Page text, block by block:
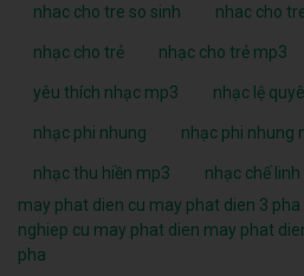
nhac cho tre so sinh nhac cho
nhạc cho trẻ nhạc cho trẻ mp3
yêu thích nhạc mp3 nhạc lệ
nhạc phi nhung nhạc phi nhung
nhạc thu hiền mp3 nhạc chế linh
may phat dien cu may phat dien 3 pha
nghiep cu may phat dien may phat
pha